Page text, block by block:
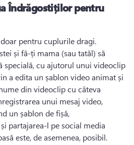
Îndrăgostiților pentru
și fă-ți mama (sau tatăl) să
specială, cu ajutorul unui videoclip
a edita un șablon video animat și
din videoclip cu câteva
unui mesaj video,
un șablon de fișă,
și partajarea-l pe social media
este, de asemenea, posibil.